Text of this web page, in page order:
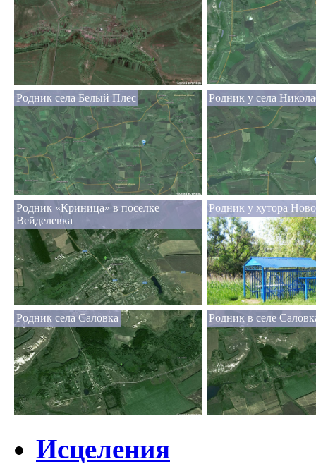
Родник села Белый Плес Родник у села
Родник «Криница» в поселке
Вейделевка
Родник у хутора
Родник села Саловка Родник в селе
Исцеления